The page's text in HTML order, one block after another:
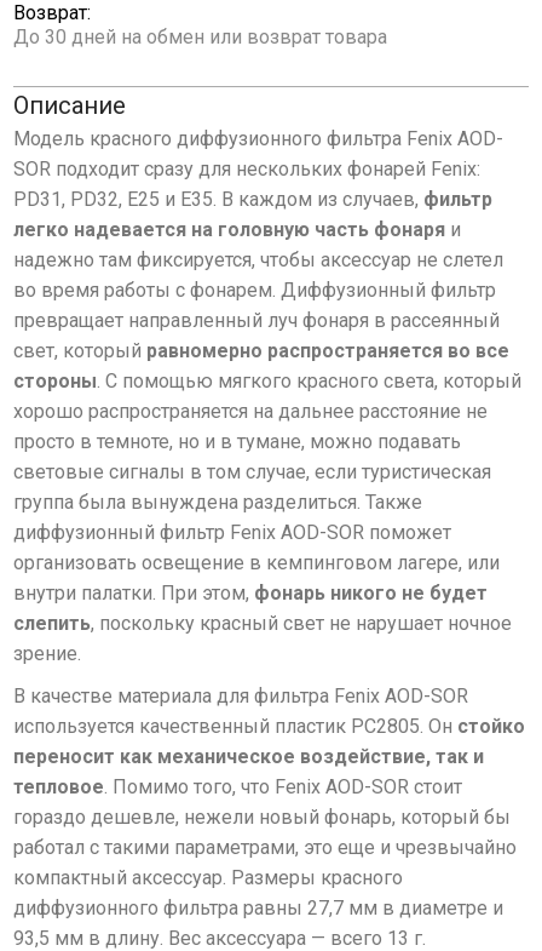
Возврат:
До 30 дней на обмен или возврат товара
Описание
Модель красного диффузионного фильтра Fenix AOD-
SOR подходит сразу для нескольких фонарей Fenix:
PD31, PD32, E25 и E35. В каждом из случаев, фильтр
легко надевается на головную часть фонаря и
надежно там фиксируется, чтобы аксессуар не слетел
во время работы с фонарем. Диффузионный фильтр
превращает направленный луч фонаря в рассеянный
свет, который равномерно распространяется во все
стороны. С помощью мягкого красного света, который
хорошо распространяется на дальнее расстояние не
просто в темноте, но и в тумане, можно подавать
световые сигналы в том случае, если туристическая
группа была вынуждена разделиться. Также
диффузионный фильтр Fenix AOD-SOR поможет
организовать освещение в кемпинговом лагере, или
внутри палатки. При этом, фонарь никого не будет
слепить, поскольку красный свет не нарушает ночное
зрение.
В качестве материала для фильтра Fenix AOD-SOR
используется качественный пластик PC2805. Он стойко
переносит как механическое воздействие, так и
тепловое. Помимо того, что Fenix AOD-SOR стоит
гораздо дешевле, нежели новый фонарь, который бы
работал с такими параметрами, это еще и чрезвычайно
компактный аксессуар. Размеры красного
диффузионного фильтра равны 27,7 мм в диаметре и
93,5 мм в длину. Вес аксессуара — всего 13 г.